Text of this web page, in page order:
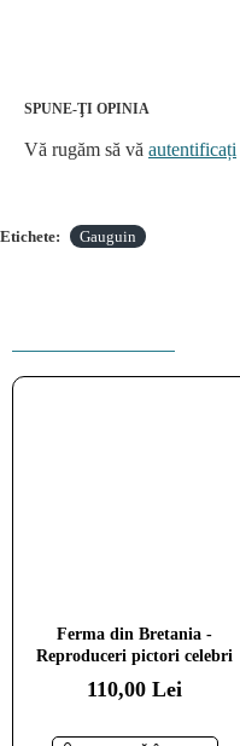
SPUNE-ŢI OPINIA
Vă rugăm să vă autentificați
Etichete: Gauguin
Ferma din Bretania -
Reproduceri pictori celebri
110,00 Lei